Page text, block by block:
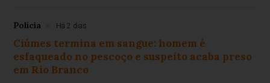
Polícia Há 2 dias
Ciúmes termina em sangue: homem é
esfaqueado no pescoço e suspeito acaba preso
em Rio Branco